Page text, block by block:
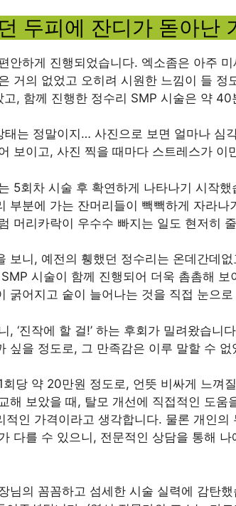
두피에 잔디가 돋아난
안하게 진행되었습니다. 엑소좀은 아주
거의 없었고 오히려 시원한 느낌이 들 정
고, 함께 진행한 정수리 SMP 시술은 약
는 정말이지… 사진으로 보면 얼마나 심
보이고, 사진 찍을 때마다 스트레스가 이
5회차 시술 후 확연하게 나타나기 시작
부분에 가는 잔머리들이 빽빽하게 자라나
머리카락이 우수수 빠지는 일도 현저히
보니, 예전의 휑했던 정수리는 온데간데
시술이 함께 진행되어 더욱 촘촘해
굵어지고 숱이 늘어나는 것을 직접 눈으
, ‘진작에 할 걸!’ 하는 후회가 밀려왔습니
싶을 정도로, 그 만족감은 이루 말할 수 없
회당 약 20만원 정도로, 언뜻 비싸게 느껴
해 보았을 때, 탈모 개선에 직접적인 도움
적인 가격이라고 생각합니다. 물론 개인
다를 수 있으니, 전문적인 상담을 통해
님의 꼼꼼하고 섬세한 시술 실력에 감탄